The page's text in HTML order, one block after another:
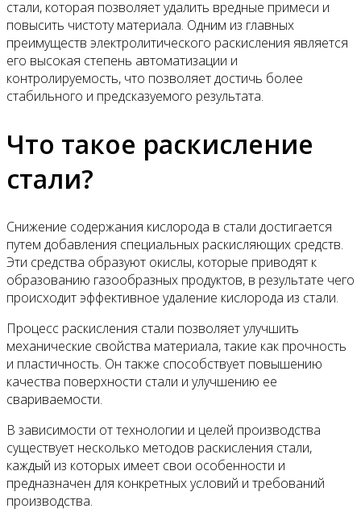
стали, которая позволяет удалить вредные примеси и
повысить чистоту материала. Одним из главных
преимуществ электролитического раскисления является
его высокая степень автоматизации и
контролируемость, что позволяет достичь более
стабильного и предсказуемого результата.
Что такое раскисление
стали?
Снижение содержания кислорода в стали достигается
путем добавления специальных раскисляющих средств.
Эти средства образуют окислы, которые приводят к
образованию газообразных продуктов, в результате чего
происходит эффективное удаление кислорода из стали.
Процесс раскисления стали позволяет улучшить
механические свойства материала, такие как прочность
и пластичность. Он также способствует повышению
качества поверхности стали и улучшению ее
свариваемости.
В зависимости от технологии и целей производства
существует несколько методов раскисления стали,
каждый из которых имеет свои особенности и
предназначен для конкретных условий и требований
производства.